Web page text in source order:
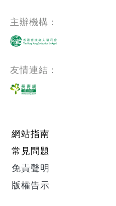
主辦機構：
友情連結：
Footer menu
網站指南
常見問題
免責聲明
版權告示